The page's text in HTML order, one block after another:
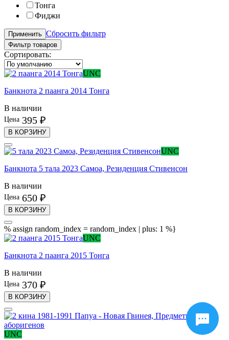
Тонга
Фиджи
Применить Сбросить фильтр
Фильтр товаров
Сортировать:
UNC
Банкнота 2 паанга 2014 Тонга
В наличии
Цена 395 ₽
В КОРЗИНУ
UNC
Банкнота 5 тала 2023 Самоа, Резиденция Стивенсон
В наличии
Цена 650 ₽
В КОРЗИНУ
% assign random_index = random_index | plus: 1 %}
UNC
Банкнота 2 паанга 2015 Тонга
В наличии
Цена 370 ₽
В КОРЗИНУ
UNC